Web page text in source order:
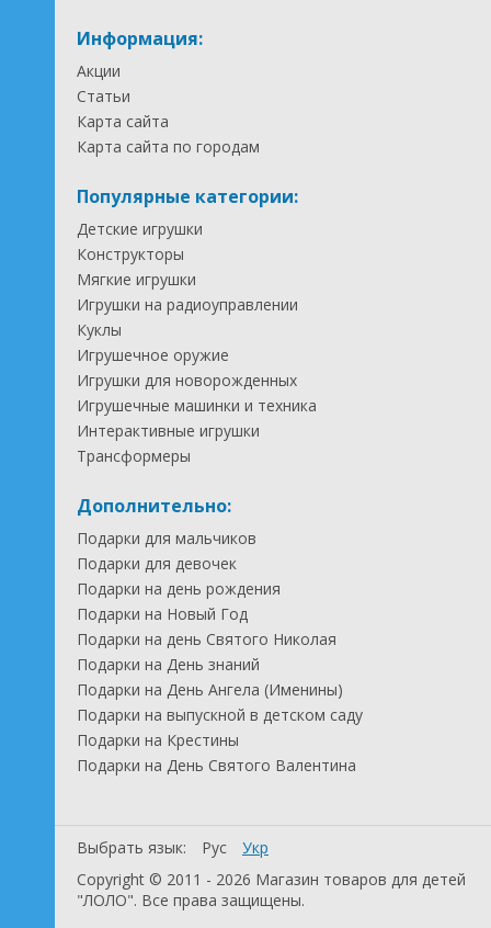
Информация:
Акции
Статьи
Карта сайта
Карта сайта по городам
Популярные категории:
Детские игрушки
Конструкторы
Мягкие игрушки
Игрушки на радиоуправлении
Куклы
Игрушечное оружие
Игрушки для новорожденных
Игрушечные машинки и техника
Интерактивные игрушки
Трансформеры
Дополнительно:
Подарки для мальчиков
Подарки для девочек
Подарки на день рождения
Подарки на Новый Год
Подарки на день Святого Николая
Подарки на День знаний
Подарки на День Ангела (Именины)
Подарки на выпускной в детском саду
Подарки на Крестины
Подарки на День Святого Валентина
Выбрать язык: Рус
Укр
Copyright © 2011 - 2026 Магазин товаров для детей
"ЛОЛО". Все права защищены.